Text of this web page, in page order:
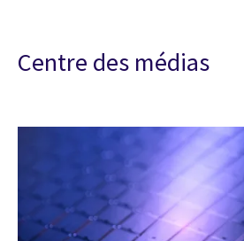
Centre des médias